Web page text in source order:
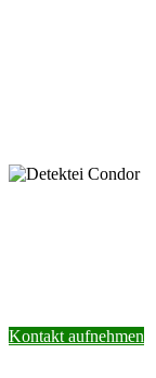
Kontakt aufnehmen